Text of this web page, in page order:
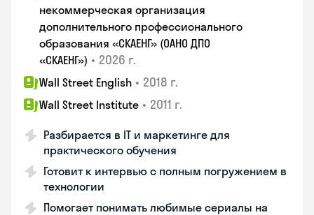
некоммерческая организация
дополнительного профессионального
образования «СКАЕНГ» (ОАНО ДПО
«СКАЕНГ») • 2026 г.
Wall Street English • 2018 г.
Wall Street Institute • 2011 г.
Разбирается в IT и маркетинге для
практического обучения
Готовит к интервью с полным погружением в
технологии
Помогает понимать любимые сериалы на